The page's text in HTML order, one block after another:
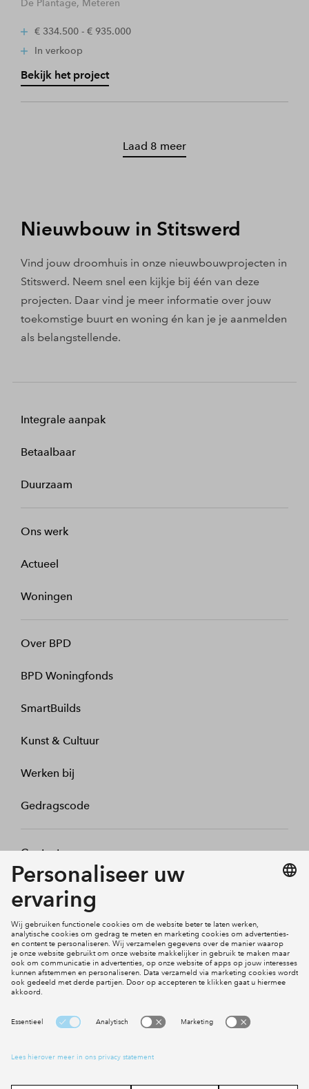
De Plantage, Meteren
€ 334.500 - € 935.000
In verkoop
Bekijk het project
Laad 8 meer
Nieuwbouw in Stitswerd
Vind jouw droomhuis in onze nieuwbouwprojecten in
Stitswerd. Neem snel een kijkje bij één van deze
projecten. Daar vind je meer informatie over jouw
toekomstige buurt en woning én kan je je aanmelden
als belangstellende.
Integrale aanpak
Betaalbaar
Duurzaam
Ons werk
Actueel
Woningen
Over BPD
BPD Woningfonds
SmartBuilds
Kunst & Cultuur
Werken bij
Gedragscode
Contact
Mijn profiel
Social Media
Cookies